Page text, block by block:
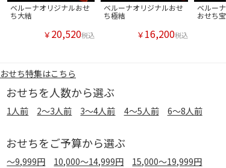
ベルーナオリジナルおせ
ち大結
￥ 20,520税込
ベルーナオリジナルおせ
ち極結
￥ 16,200税込
ベルー
おせち宝
おせち特集はこちら
おせちを人数から選ぶ
1人前 2～3人前 3～4人前 4～5人前 6～8人前
おせちをご予算から選ぶ
～9,999円 10,000～14,999円
15,000～19,999円